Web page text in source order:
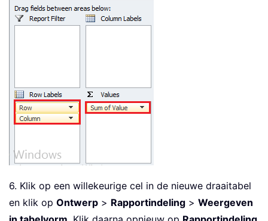
6. Klik op een willekeurige cel in de nieuwe draaitabel
en klik op Ontwerp > Rapportindeling > Weergeven